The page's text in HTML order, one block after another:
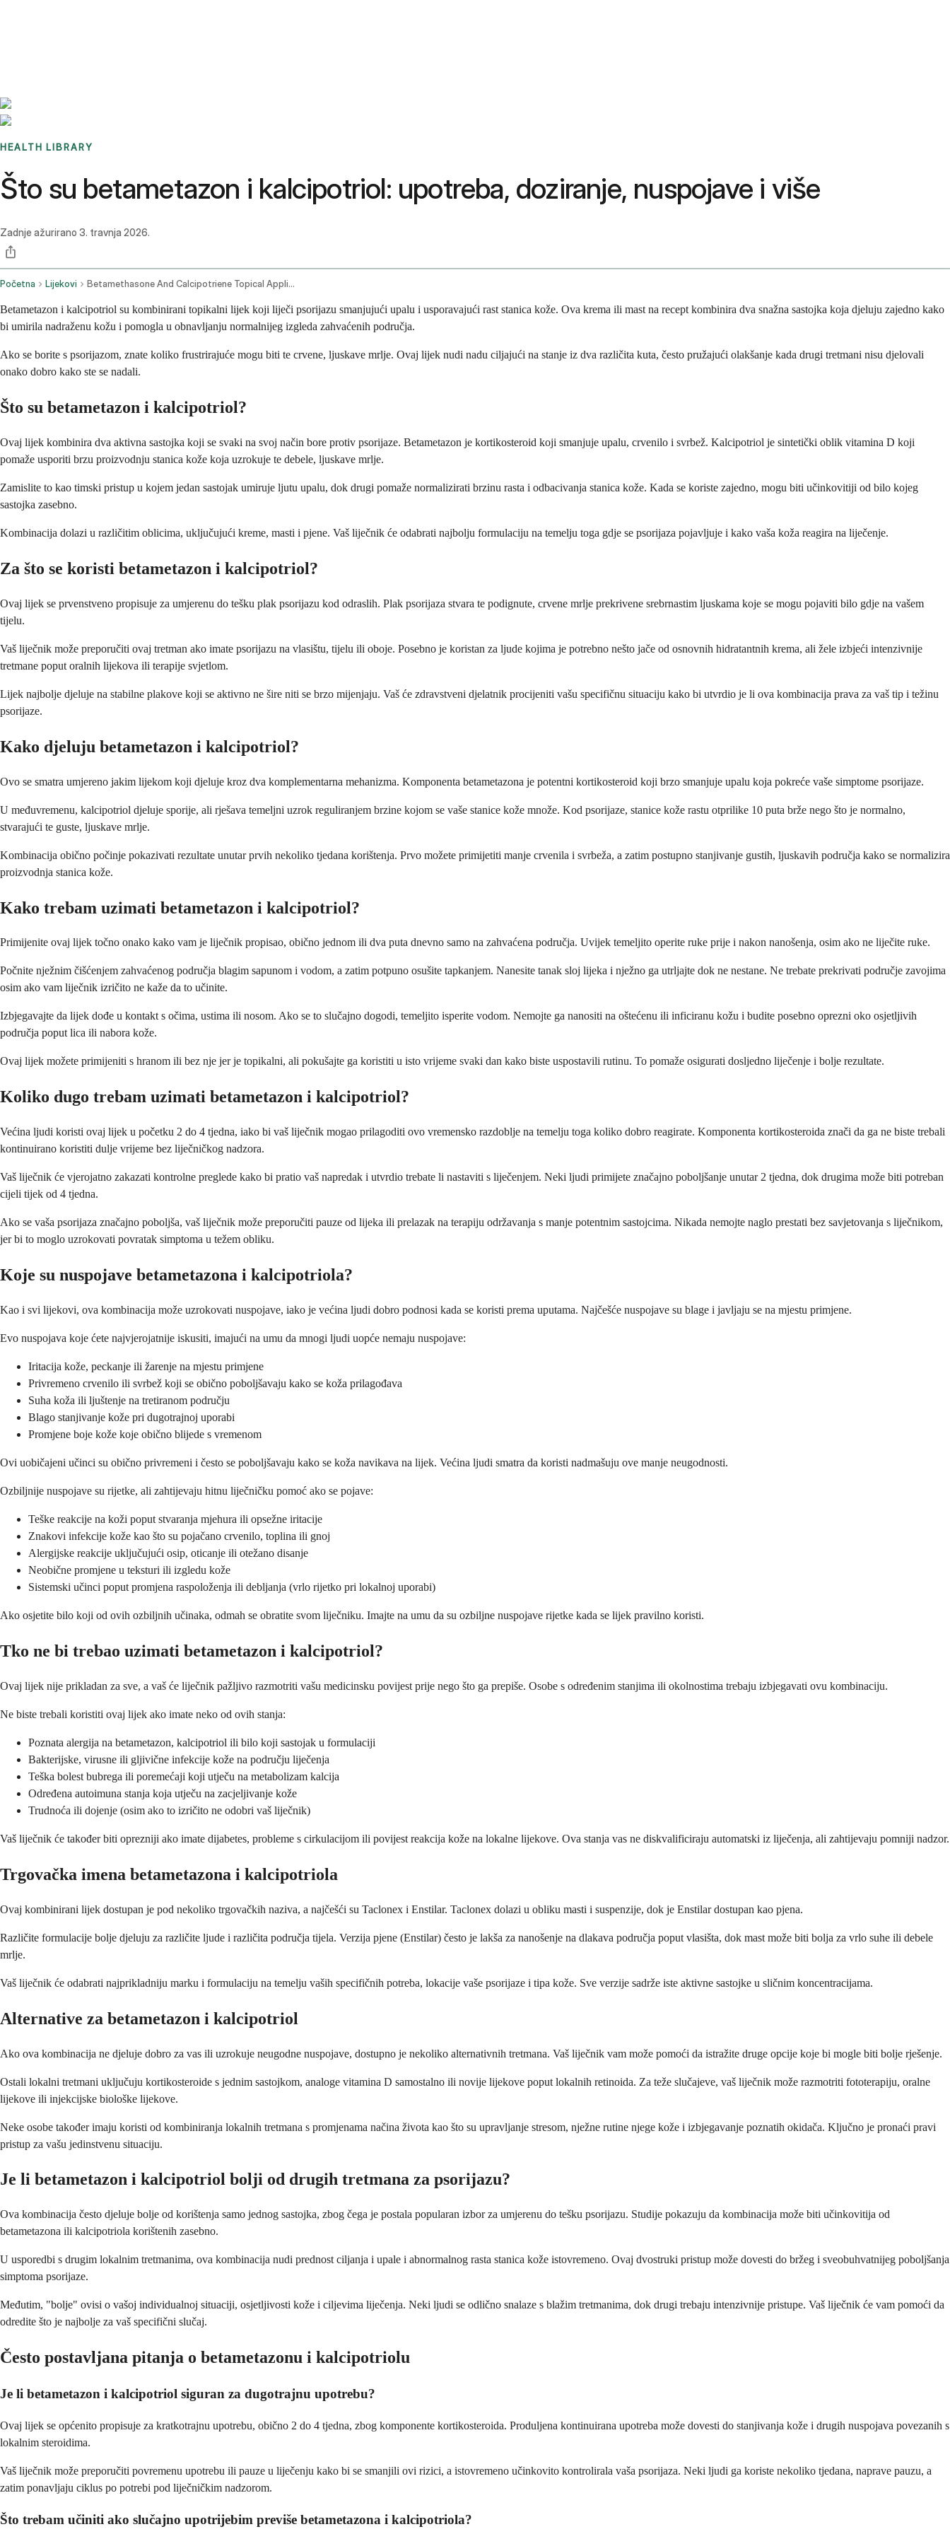
HEALTH LIBRARY
Što su betametazon i kalcipotriol: upotreba, doziranje, nuspojave i više
Zadnje ažurirano 3. travnja 2026.
Početna Lijekovi Betamethasone And Calcipotriene Topical Application Route
Betametazon i kalcipotriol su kombinirani topikalni lijek koji liječi psorijazu smanjujući upalu i usporavajući rast stanica kože. Ova krema ili mast na recept kombinira dva snažna sastojka koja djeluju zajedno kako
bi umirila nadraženu kožu i pomogla u obnavljanju normalnijeg izgleda zahvaćenih područja.
Ako se borite s psorijazom, znate koliko frustrirajuće mogu biti te crvene, ljuskave mrlje. Ovaj lijek nudi nadu ciljajući na stanje iz dva različita kuta, često pružajući olakšanje kada drugi tretmani nisu djelovali
onako dobro kako ste se nadali.
Što su betametazon i kalcipotriol?
Ovaj lijek kombinira dva aktivna sastojka koji se svaki na svoj način bore protiv psorijaze. Betametazon je kortikosteroid koji smanjuje upalu, crvenilo i svrbež. Kalcipotriol je sintetički oblik vitamina D koji
pomaže usporiti brzu proizvodnju stanica kože koja uzrokuje te debele, ljuskave mrlje.
Zamislite to kao timski pristup u kojem jedan sastojak umiruje ljutu upalu, dok drugi pomaže normalizirati brzinu rasta i odbacivanja stanica kože. Kada se koriste zajedno, mogu biti učinkovitiji od bilo kojeg
sastojka zasebno.
Kombinacija dolazi u različitim oblicima, uključujući kreme, masti i pjene. Vaš liječnik će odabrati najbolju formulaciju na temelju toga gdje se psorijaza pojavljuje i kako vaša koža reagira na liječenje.
Za što se koristi betametazon i kalcipotriol?
Ovaj lijek se prvenstveno propisuje za umjerenu do tešku plak psorijazu kod odraslih. Plak psorijaza stvara te podignute, crvene mrlje prekrivene srebrnastim ljuskama koje se mogu pojaviti bilo gdje na vašem
tijelu.
Vaš liječnik može preporučiti ovaj tretman ako imate psorijazu na vlasištu, tijelu ili oboje. Posebno je koristan za ljude kojima je potrebno nešto jače od osnovnih hidratantnih krema, ali žele izbjeći intenzivnije
tretmane poput oralnih lijekova ili terapije svjetlom.
Lijek najbolje djeluje na stabilne plakove koji se aktivno ne šire niti se brzo mijenjaju. Vaš će zdravstveni djelatnik procijeniti vašu specifičnu situaciju kako bi utvrdio je li ova kombinacija prava za vaš tip i težinu
psorijaze.
Kako djeluju betametazon i kalcipotriol?
Ovo se smatra umjereno jakim lijekom koji djeluje kroz dva komplementarna mehanizma. Komponenta betametazona je potentni kortikosteroid koji brzo smanjuje upalu koja pokreće vaše simptome psorijaze.
U međuvremenu, kalcipotriol djeluje sporije, ali rješava temeljni uzrok reguliranjem brzine kojom se vaše stanice kože množe. Kod psorijaze, stanice kože rastu otprilike 10 puta brže nego što je normalno,
stvarajući te guste, ljuskave mrlje.
Kombinacija obično počinje pokazivati rezultate unutar prvih nekoliko tjedana korištenja. Prvo možete primijetiti manje crvenila i svrbeža, a zatim postupno stanjivanje gustih, ljuskavih područja kako se normalizira
proizvodnja stanica kože.
Kako trebam uzimati betametazon i kalcipotriol?
Primijenite ovaj lijek točno onako kako vam je liječnik propisao, obično jednom ili dva puta dnevno samo na zahvaćena područja. Uvijek temeljito operite ruke prije i nakon nanošenja, osim ako ne liječite ruke.
Počnite nježnim čišćenjem zahvaćenog područja blagim sapunom i vodom, a zatim potpuno osušite tapkanjem. Nanesite tanak sloj lijeka i nježno ga utrljajte dok ne nestane. Ne trebate prekrivati ​​područje zavojima
osim ako vam liječnik izričito ne kaže da to učinite.
Izbjegavajte da lijek dođe u kontakt s očima, ustima ili nosom. Ako se to slučajno dogodi, temeljito isperite vodom. Nemojte ga nanositi na oštećenu ili inficiranu kožu i budite posebno oprezni oko osjetljivih
područja poput lica ili nabora kože.
Ovaj lijek možete primijeniti s hranom ili bez nje jer je topikalni, ali pokušajte ga koristiti u isto vrijeme svaki dan kako biste uspostavili rutinu. To pomaže osigurati dosljedno liječenje i bolje rezultate.
Koliko dugo trebam uzimati betametazon i kalcipotriol?
Većina ljudi koristi ovaj lijek u početku 2 do 4 tjedna, iako bi vaš liječnik mogao prilagoditi ovo vremensko razdoblje na temelju toga koliko dobro reagirate. Komponenta kortikosteroida znači da ga ne biste trebali
kontinuirano koristiti dulje vrijeme bez liječničkog nadzora.
Vaš liječnik će vjerojatno zakazati kontrolne preglede kako bi pratio vaš napredak i utvrdio trebate li nastaviti s liječenjem. Neki ljudi primijete značajno poboljšanje unutar 2 tjedna, dok drugima može biti potreban
cijeli tijek od 4 tjedna.
Ako se vaša psorijaza značajno poboljša, vaš liječnik može preporučiti pauze od lijeka ili prelazak na terapiju održavanja s manje potentnim sastojcima. Nikada nemojte naglo prestati bez savjetovanja s liječnikom,
jer bi to moglo uzrokovati povratak simptoma u težem obliku.
Koje su nuspojave betametazona i kalcipotriola?
Kao i svi lijekovi, ova kombinacija može uzrokovati nuspojave, iako je većina ljudi dobro podnosi kada se koristi prema uputama. Najčešće nuspojave su blage i javljaju se na mjestu primjene.
Evo nuspojava koje ćete najvjerojatnije iskusiti, imajući na umu da mnogi ljudi uopće nemaju nuspojave:
Iritacija kože, peckanje ili žarenje na mjestu primjene
Privremeno crvenilo ili svrbež koji se obično poboljšavaju kako se koža prilagođava
Suha koža ili ljuštenje na tretiranom području
Blago stanjivanje kože pri dugotrajnoj uporabi
Promjene boje kože koje obično blijede s vremenom
Ovi uobičajeni učinci su obično privremeni i često se poboljšavaju kako se koža navikava na lijek. Većina ljudi smatra da koristi nadmašuju ove manje neugodnosti.
Ozbiljnije nuspojave su rijetke, ali zahtijevaju hitnu liječničku pomoć ako se pojave:
Teške reakcije na koži poput stvaranja mjehura ili opsežne iritacije
Znakovi infekcije kože kao što su pojačano crvenilo, toplina ili gnoj
Alergijske reakcije uključujući osip, oticanje ili otežano disanje
Neobične promjene u teksturi ili izgledu kože
Sistemski učinci poput promjena raspoloženja ili debljanja (vrlo rijetko pri lokalnoj uporabi)
Ako osjetite bilo koji od ovih ozbiljnih učinaka, odmah se obratite svom liječniku. Imajte na umu da su ozbiljne nuspojave rijetke kada se lijek pravilno koristi.
Tko ne bi trebao uzimati betametazon i kalcipotriol?
Ovaj lijek nije prikladan za sve, a vaš će liječnik pažljivo razmotriti vašu medicinsku povijest prije nego što ga prepiše. Osobe s određenim stanjima ili okolnostima trebaju izbjegavati ovu kombinaciju.
Ne biste trebali koristiti ovaj lijek ako imate neko od ovih stanja:
Poznata alergija na betametazon, kalcipotriol ili bilo koji sastojak u formulaciji
Bakterijske, virusne ili gljivične infekcije kože na području liječenja
Teška bolest bubrega ili poremećaji koji utječu na metabolizam kalcija
Određena autoimuna stanja koja utječu na zacjeljivanje kože
Trudnoća ili dojenje (osim ako to izričito ne odobri vaš liječnik)
Vaš liječnik će također biti oprezniji ako imate dijabetes, probleme s cirkulacijom ili povijest reakcija kože na lokalne lijekove. Ova stanja vas ne diskvalificiraju automatski iz liječenja, ali zahtijevaju pomniji nadzor.
Trgovačka imena betametazona i kalcipotriola
Ovaj kombinirani lijek dostupan je pod nekoliko trgovačkih naziva, a najčešći su Taclonex i Enstilar. Taclonex dolazi u obliku masti i suspenzije, dok je Enstilar dostupan kao pjena.
Različite formulacije bolje djeluju za različite ljude i različita područja tijela. Verzija pjene (Enstilar) često je lakša za nanošenje na dlakava područja poput vlasišta, dok mast može biti bolja za vrlo suhe ili debele
mrlje.
Vaš liječnik će odabrati najprikladniju marku i formulaciju na temelju vaših specifičnih potreba, lokacije vaše psorijaze i tipa kože. Sve verzije sadrže iste aktivne sastojke u sličnim koncentracijama.
Alternative za betametazon i kalcipotriol
Ako ova kombinacija ne djeluje dobro za vas ili uzrokuje neugodne nuspojave, dostupno je nekoliko alternativnih tretmana. Vaš liječnik vam može pomoći da istražite druge opcije koje bi mogle biti bolje rješenje.
Ostali lokalni tretmani uključuju kortikosteroide s jednim sastojkom, analoge vitamina D samostalno ili novije lijekove poput lokalnih retinoida. Za teže slučajeve, vaš liječnik može razmotriti fototerapiju, oralne
lijekove ili injekcijske biološke lijekove.
Neke osobe također imaju koristi od kombiniranja lokalnih tretmana s promjenama načina života kao što su upravljanje stresom, nježne rutine njege kože i izbjegavanje poznatih okidača. Ključno je pronaći pravi
pristup za vašu jedinstvenu situaciju.
Je li betametazon i kalcipotriol bolji od drugih tretmana za psorijazu?
Ova kombinacija često djeluje bolje od korištenja samo jednog sastojka, zbog čega je postala popularan izbor za umjerenu do tešku psorijazu. Studije pokazuju da kombinacija može biti učinkovitija od
betametazona ili kalcipotriola korištenih zasebno.
U usporedbi s drugim lokalnim tretmanima, ova kombinacija nudi prednost ciljanja i upale i abnormalnog rasta stanica kože istovremeno. Ovaj dvostruki pristup može dovesti do bržeg i sveobuhvatnijeg poboljšanja
simptoma psorijaze.
Međutim, "bolje" ovisi o vašoj individualnoj situaciji, osjetljivosti kože i ciljevima liječenja. Neki ljudi se odlično snalaze s blažim tretmanima, dok drugi trebaju intenzivnije pristupe. Vaš liječnik će vam pomoći da
odredite što je najbolje za vaš specifični slučaj.
Često postavljana pitanja o betametazonu i kalcipotriolu
Je li betametazon i kalcipotriol siguran za dugotrajnu upotrebu?
Ovaj lijek se općenito propisuje za kratkotrajnu upotrebu, obično 2 do 4 tjedna, zbog komponente kortikosteroida. Produljena kontinuirana upotreba može dovesti do stanjivanja kože i drugih nuspojava povezanih s
lokalnim steroidima.
Vaš liječnik može preporučiti povremenu upotrebu ili pauze u liječenju kako bi se smanjili ovi rizici, a istovremeno učinkovito kontrolirala vaša psorijaza. Neki ljudi ga koriste nekoliko tjedana, naprave pauzu, a
zatim ponavljaju ciklus po potrebi pod liječničkim nadzorom.
Što trebam učiniti ako slučajno upotrijebim previše betametazona i kalcipotriola?